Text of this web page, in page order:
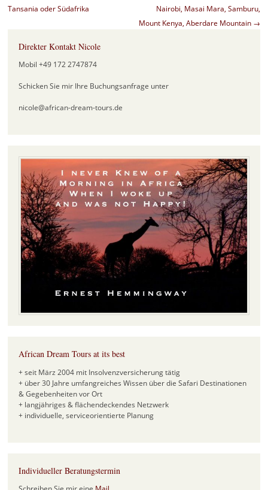
Tansania oder Südafrika
Nairobi, Masai Mara, Samburu,
Mount Kenya, Aberdare Mountain →
Direkter Kontakt Nicole
Mobil +49 172 2747874
Schicken Sie mir Ihre Buchungsanfrage unter
nicole@african-dream-tours.de
African Dream Tours at its best
+ seit März 2004 mit Insolvenzversicherung tätig
+ über 30 Jahre umfangreiches Wissen über die Safari Destinationen
& Gegebenheiten vor Ort
+ langjähriges & flächendeckendes Netzwerk
+ individuelle, serviceorientierte Planung
Individueller Beratungstermin